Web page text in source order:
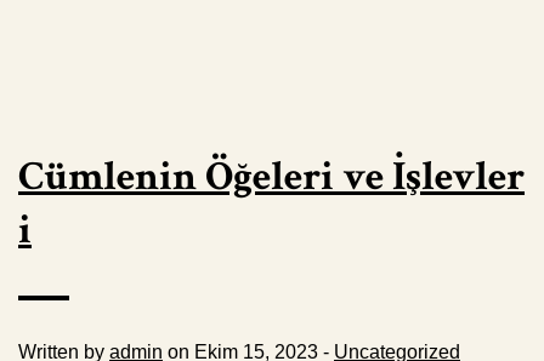
Cümlenin Öğeleri ve İşlevler
i
Written by admin on Ekim 15, 2023 - Uncategorized